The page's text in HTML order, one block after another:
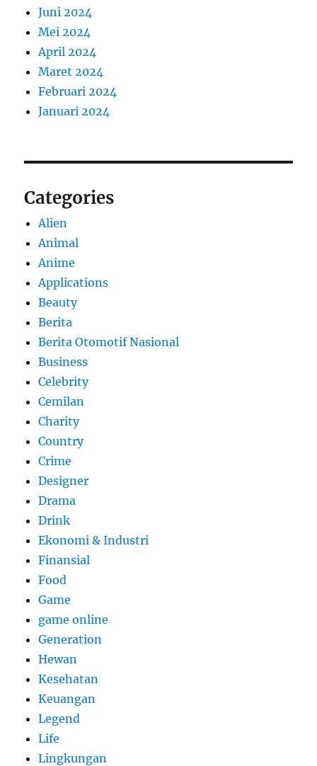
Juni 2024
Mei 2024
April 2024
Maret 2024
Februari 2024
Januari 2024
Categories
Alien
Animal
Anime
Applications
Beauty
Berita
Berita Otomotif Nasional
Business
Celebrity
Cemilan
Charity
Country
Crime
Designer
Drama
Drink
Ekonomi & Industri
Finansial
Food
Game
game online
Generation
Hewan
Kesehatan
Keuangan
Legend
Life
Lingkungan